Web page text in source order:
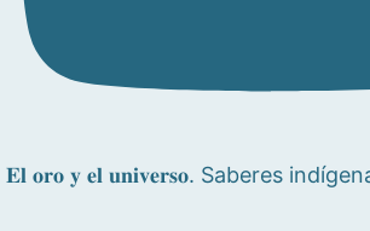
𝐄𝐥 𝐨𝐫𝐨 𝐲 𝐞𝐥 𝐮𝐧𝐢𝐯𝐞𝐫𝐬𝐨. Saberes